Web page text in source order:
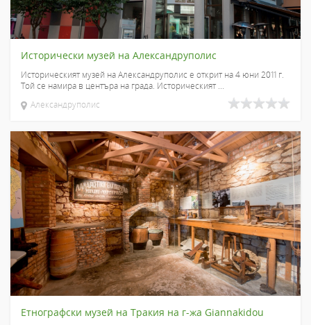
Исторически музей на Александруполис
Историческият музей на Александруполис е открит на 4 юни 2011 г.
Той се намира в центъра на града. Историческият ...
Александруполис
Етнографски музей на Тракия на г-жа Giannakidou